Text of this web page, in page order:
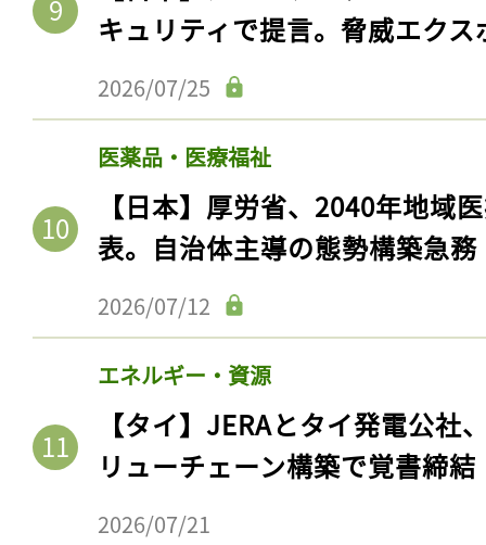
キュリティで提言。脅威エク
2026/07/25
医薬品・医療福祉
【日本】厚労省、2040年地域
表。自治体主導の態勢構築急務
2026/07/12
エネルギー・資源
【タイ】JERAとタイ発電公社
リューチェーン構築で覚書締結
2026/07/21